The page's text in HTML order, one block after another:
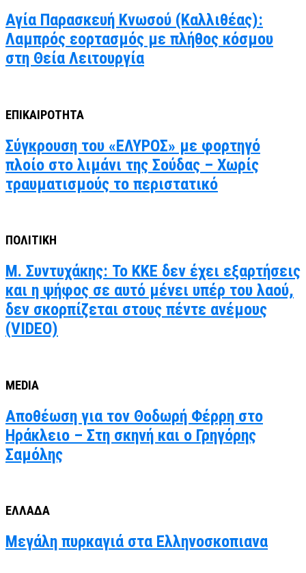
Αγία Παρασκευή Κνωσού (Καλλιθέας):
Λαμπρός εορτασμός με πλήθος κόσμου
στη Θεία Λειτουργία
ΕΠΙΚΑΙΡΟΤΗΤΑ
Σύγκρουση του «ΕΛΥΡΟΣ» με φορτηγό
πλοίο στο λιμάνι της Σούδας – Χωρίς
τραυματισμούς το περιστατικό
ΠΟΛΙΤΙΚΗ
Μ. Συντυχάκης: Το ΚΚΕ δεν έχει εξαρτήσεις
και η ψήφος σε αυτό μένει υπέρ του λαού,
δεν σκορπίζεται στους πέντε ανέμους
(VIDEO)
MEDIA
Αποθέωση για τον Θοδωρή Φέρρη στο
Ηράκλειο – Στη σκηνή και ο Γρηγόρης
Σαμόλης
ΕΛΛΑΔΑ
Μεγάλη πυρκαγιά στα Ελληνοσκοπιανα